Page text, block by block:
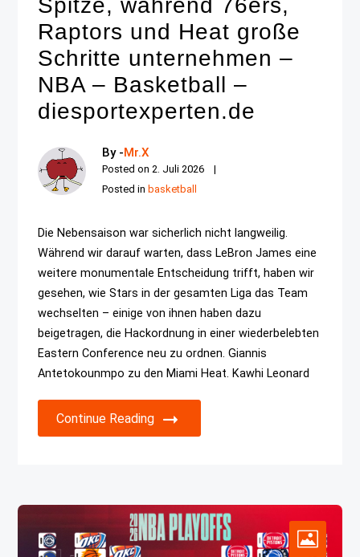
Spitze, während 76ers,
Raptors und Heat große
Schritte unternehmen –
NBA – Basketball –
diesportexperten.de
By -Mr.X
Posted on2. Juli 2026
Posted in basketball
Die Nebensaison war sicherlich nicht langweilig.
Während wir darauf warten, dass LeBron James eine
weitere monumentale Entscheidung trifft, haben wir
gesehen, wie Stars in der gesamten Liga das Team
wechselten – einige von ihnen haben dazu
beigetragen, die Hackordnung in einer wiederbelebten
Eastern Conference neu zu ordnen. Giannis
Antetokounmpo zu den Miami Heat. Kawhi Leonard
Continue Reading